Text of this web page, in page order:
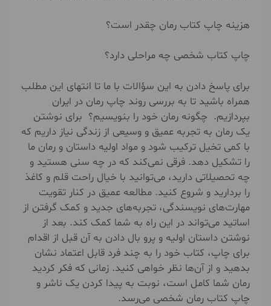
هزینه چاپ کتاب رمان چقدر است؟
چاپ کتاب شخصی چه مراحلی دارد؟
برای پاسخ دادن به این سؤالات با ما تا انتهای این مطلب
همراه باشید تا به بررسی روند چاپ رمان در ایران
بپردازیم. چگونه رمان خود را بنویسیم؟ برای نوشتن
یک رمان به تجربه عمیق و وسیعی از زندگی نیاز داریم که
با کمی تخیل ترکیب شود و مواد اولیه داستان و رمان ما
را تشکیل دهد. فرقی نمی‌کند که در چه سنی هستید و
چه تحصیلاتی دارید، می‌توانید با خیال راحت قلم و کاغذ
را بردارید و شروع کنید. مطالعه عمیق در کنار تقویت
مهارت‌های نویسندگی، تجربه‌های جدید و کمک گرفتن از
اساتید می‌تواند در این راه به شما کمک کند. بعد از
نوشتن داستان اولیه و پرو بال دادن به آن قبل از اقدام
برای چاپ، کتاب خود را به چند فرد قابل اعتماد نشان
بدهید و از آن‌ها نظر خواهی کنید. زمانی که فکر کردید
رمان شما کامل است، نوبت به پیدا کردن یک ناشر و
چاپ کتاب رمان شخصی می‌رسد.